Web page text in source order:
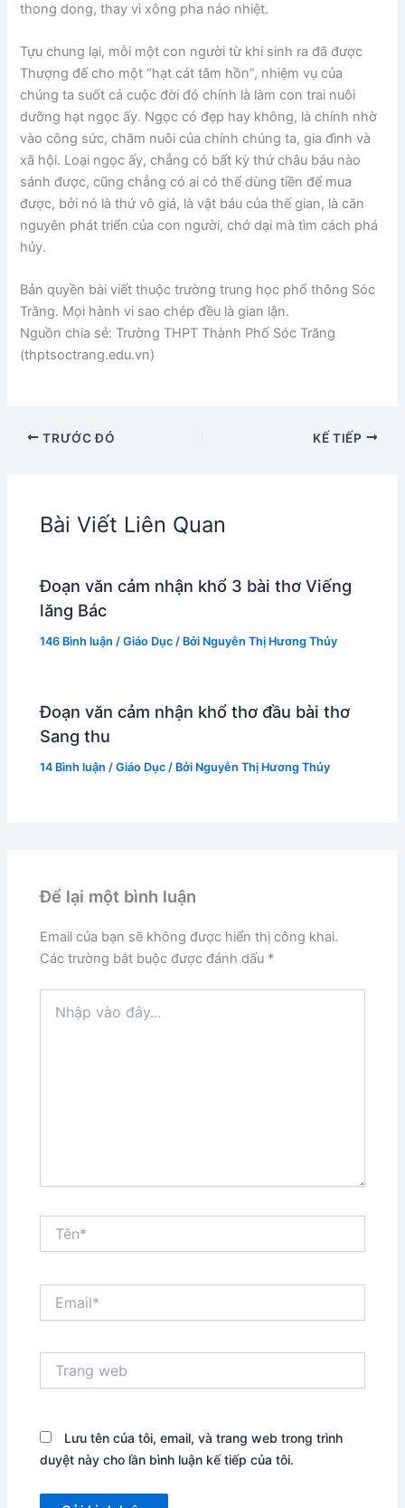
thong dong, thay vì xông pha náo nhiệt.
Tựu chung lại, mỗi một con người từ khi sinh ra đã được
Thượng đế cho một “hạt cát tâm hồn”, nhiệm vụ của
chúng ta suốt cả cuộc đời đó chính là làm con trai nuôi
dưỡng hạt ngọc ấy. Ngọc có đẹp hay không, là chính nhờ
vào công sức, chăm nuôi của chính chúng ta, gia đình và
xã hội. Loại ngọc ấy, chẳng có bất kỳ thứ châu báu nào
sánh được, cũng chẳng có ai có thể dùng tiền để mua
được, bởi nó là thứ vô giá, là vật báu của thế gian, là căn
nguyên phát triển của con người, chớ dại mà tìm cách phá
hủy.
Bản quyền bài viết thuộc trường trung học phổ thông Sóc
Trăng. Mọi hành vi sao chép đều là gian lận.
Nguồn chia sẻ: Trường THPT Thành Phố Sóc Trăng
(thptsoctrang.edu.vn)
TRƯỚC ĐÓ KẾ TIẾP
Bài Viết Liên Quan
Đoạn văn cảm nhận khổ 3 bài thơ Viếng
lăng Bác
146 Bình luận /Giáo Dục / Bởi Nguyễn Thị Hương Thủy
Đoạn văn cảm nhận khổ thơ đầu bài thơ
Sang thu
14 Bình luận /Giáo Dục / Bởi Nguyễn Thị Hương Thủy
Để lại một bình luận
Email của bạn sẽ không được hiển thị công khai.
Các trường bắt buộc được đánh dấu *
vào
web
Lưu tên của tôi, email, và trang web trong trình
duyệt này cho lần bình luận kế tiếp của tôi.